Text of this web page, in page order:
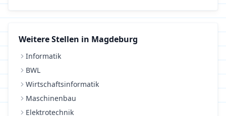
Weitere Stellen in Magdeburg
Informatik
BWL
Wirtschaftsinformatik
Maschinenbau
Elektrotechnik